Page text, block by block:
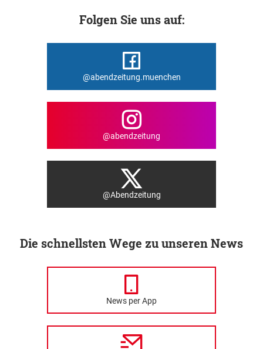
Folgen Sie uns auf:
@abendzeitung.muenchen
@abendzeitung
@Abendzeitung
Die schnellsten Wege zu unseren News
News per App